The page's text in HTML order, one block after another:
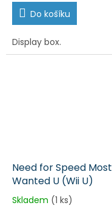
Do košíku
Display box.
Need for Speed Most
Wanted U (Wii U)
Skladem (1 ks)